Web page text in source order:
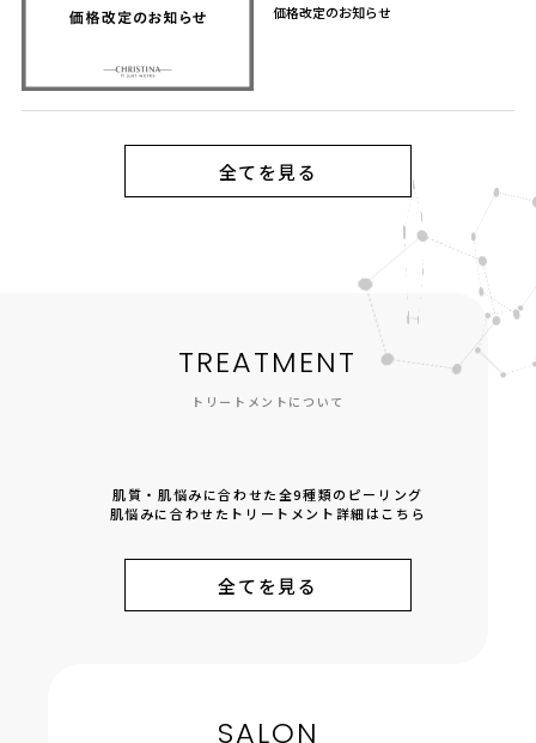
価格改定のお知らせ
全てを見る
TREATMENT
トリートメントについて
肌質・肌悩みに合わせた全9種類のピーリング
肌悩みに合わせたトリートメント詳細はこちら
全てを見る
SALON